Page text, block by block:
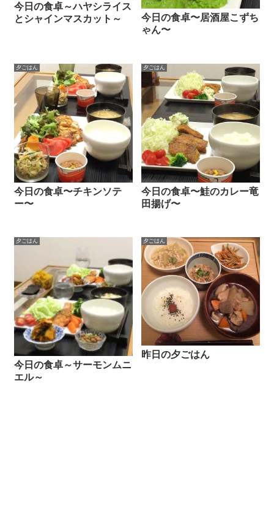
今日の食卓～ハヤシライス
とシャインマスカット～
今日の食卓〜居酒屋こずち
ゃん〜
夕ごはん
今日の食卓〜チキンソテ
ー〜
夕ごはん
今日の食卓〜鮭のカレー竜
田揚げ〜
夕ごはん
今日の食卓～サーモンムニ
エル～
夕ごはん
昨日の夕ごはん